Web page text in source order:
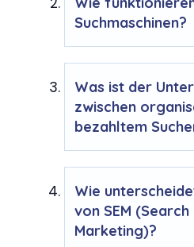
Suchmaschinen?
Was ist der
zwischen
bezahltem
Wie
von SEM (Search
Marketing)?